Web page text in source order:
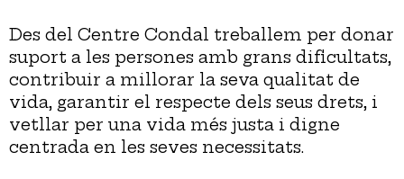
Des del Centre Condal treballem per donar
suport a les persones amb grans dificultats,
contribuir a millorar la seva qualitat de
vida, garantir el respecte dels seus drets, i
vetllar per una vida més justa i digne
centrada en les seves necessitats.